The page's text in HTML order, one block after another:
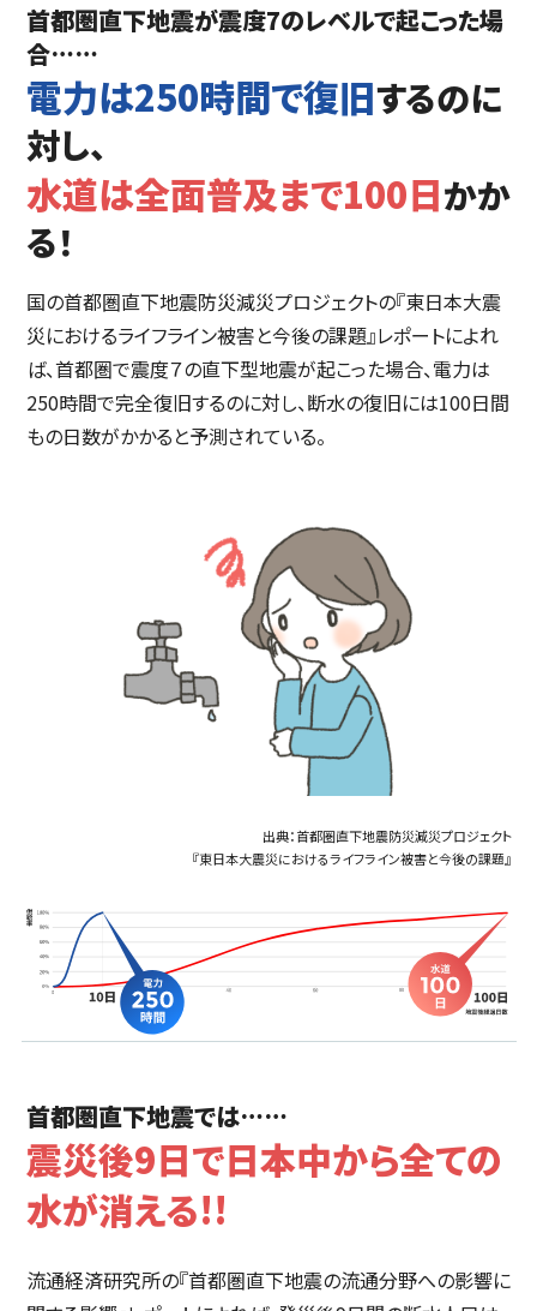
首都圏直下地震が震度7のレベルで起こった場
合……
電力は250時間で復旧するのに
対し、
水道は全面普及まで100日かか
る！
国の首都圏直下地震防災減災プロジェクトの『東日本大震
災におけるライフライン被害と今後の課題』レポートによれ
ば、首都圏で震度７の直下型地震が起こった場合、電力は
250時間で完全復旧するのに対し、断水の復旧には100日間
もの日数がかかると予測されている。
出典：首都圏直下地震防災減災プロジェクト
『東日本大震災におけるライフライン被害と今後の課題』
首都圏直下地震では……
震災後9日で日本中から全ての
水が消える!!
流通経済研究所の『首都圏直下地震の流通分野への影響に